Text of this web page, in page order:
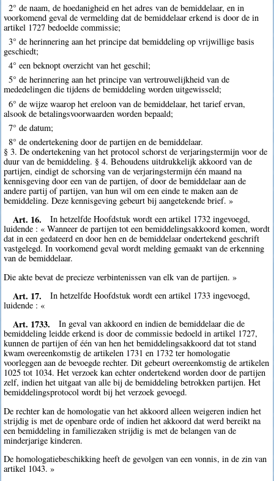
2° de naam, de hoedanigheid en het adres van de bemiddelaar, en in
voorkomend geval de vermelding dat de bemiddelaar erkend is door de in
artikel 1727 bedoelde commissie;
3° de herinnering aan het principe dat bemiddeling op vrijwillige basis
geschiedt;
4° een beknopt overzicht van het geschil;
5° de herinnering aan het principe van vertrouwelijkheid van de
mededelingen die tijdens de bemiddeling worden uitgewisseld;
6° de wijze waarop het ereloon van de bemiddelaar, het tarief ervan,
alsook de betalingsvoorwaarden worden bepaald;
7° de datum;
8° de ondertekening door de partijen en de bemiddelaar.
§ 3. De ondertekening van het protocol schorst de verjaringstermijn voor de
duur van de bemiddeling. § 4. Behoudens uitdrukkelijk akkoord van de
partijen, eindigt de schorsing van de verjaringstermijn één maand na
kennisgeving door een van de partijen, of door de bemiddelaar aan de
andere partij of partijen, van hun wil om een einde te maken aan de
bemiddeling. Deze kennisgeving gebeurt bij aangetekende brief. »
Art. 16.
In hetzelfde Hoofdstuk wordt een artikel 1732 ingevoegd,
luidende : « Wanneer de partijen tot een bemiddelingsakkoord komen, wordt
dat in een gedateerd en door hen en de bemiddelaar ondertekend geschrift
vastgelegd. In voorkomend geval wordt melding gemaakt van de erkenning
van de bemiddelaar.
Die akte bevat de precieze verbintenissen van elk van de partijen. »
Art. 17.
In hetzelfde Hoofdstuk wordt een artikel 1733 ingevoegd,
luidende : «
Art. 1733.
In geval van akkoord en indien de bemiddelaar die de
bemiddeling leidde erkend is door de commissie bedoeld in artikel 1727,
kunnen de partijen of één van hen het bemiddelingsakkoord dat tot stand
kwam overeenkomstig de artikelen 1731 en 1732 ter homologatie
voorleggen aan de bevoegde rechter. Dit gebeurt overeenkomstig de artikelen
1025 tot 1034. Het verzoek kan echter ondertekend worden door de partijen
zelf, indien het uitgaat van alle bij de bemiddeling betrokken partijen. Het
bemiddelingsprotocol wordt bij het verzoek gevoegd.
De rechter kan de homologatie van het akkoord alleen weigeren indien het
strijdig is met de openbare orde of indien het akkoord dat werd bereikt na
een bemiddeling in familiezaken strijdig is met de belangen van de
minderjarige kinderen.
De homologatiebeschikking heeft de gevolgen van een vonnis, in de zin van
artikel 1043. »